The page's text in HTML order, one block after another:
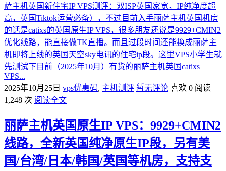
萨主机英国新住宅IP VPS测评：双ISP英国家宽，IP纯净度超
高，英国Tiktok运营必备），不过目前入手丽萨主机英国机房
的话是catixs的英国原生IP VPS，很多朋友还说是9929+CMIN2
优化线路，能直接做TK直播。而且过段时间还能换成丽萨主
机即将上线的英国天空sky电讯的住宅ip段。这里VPS小学生就
先测试下目前（2025年10月）有货的丽萨主机英国catixs
VPS...
2025年10月25日 vps优惠码, 主机测评 暂无评论 喜欢 0 阅读
1,248 次 阅读全文
丽萨主机英国原生IP VPS：9929+CMIN2
线路，全新英国纯净原生IP段，另有美
国/台湾/日本/韩国/英国等机房，支持支